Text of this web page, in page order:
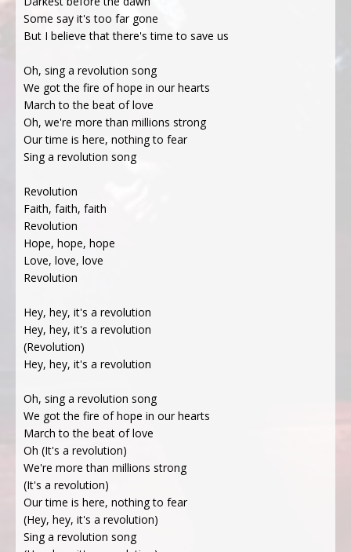
Some say it's too far gone
But I believe that there's time to save us
Oh, sing a revolution song
We got the fire of hope in our hearts
March to the beat of love
Oh, we're more than millions strong
Our time is here, nothing to fear
Sing a revolution song
Revolution
Faith, faith, faith
Revolution
Hope, hope, hope
Love, love, love
Revolution
Hey, hey, it's a revolution
Hey, hey, it's a revolution
(Revolution)
Hey, hey, it's a revolution
Oh, sing a revolution song
We got the fire of hope in our hearts
March to the beat of love
Oh (It's a revolution)
We're more than millions strong
(It's a revolution)
Our time is here, nothing to fear
(Hey, hey, it's a revolution)
Sing a revolution song